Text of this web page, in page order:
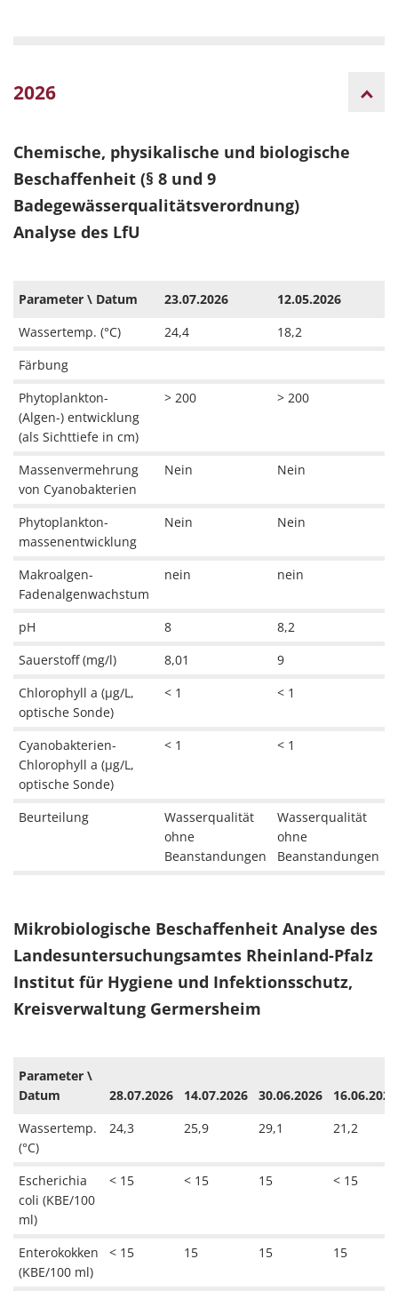
2026
Chemische, physikalische und biologische
Beschaffenheit (§ 8 und 9
Badegewässerqualitätsverordnung)
Analyse des LfU
Parameter \ Datum 23.07.2026
12.05.2026
Wassertemp. (°C)
24,4
18,2
Färbung
Phytoplankton-
(Algen-) entwicklung
(als Sichttiefe in cm)
> 200 > 200
Massenvermehrung
von Cyanobakterien
Nein Nein
Phytoplankton-
massenentwicklung
Nein Nein
Makroalgen-
Fadenalgenwachstum
nein nein
pH 8
8,2
Sauerstoff (mg/l)
8,01
9
Chlorophyll a (µg/L,
optische Sonde)
< 1 < 1
Cyanobakterien-
Chlorophyll a (µg/L,
optische Sonde)
< 1 < 1
Beurteilung
Wasserqualität
ohne
Beanstandungen
Wasserqualität
ohne
Beanstandungen
Mikrobiologische Beschaffenheit Analyse des
Landesuntersuchungsamtes Rheinland-Pfalz
Institut für Hygiene und Infektionsschutz,
Kreisverwaltung Germersheim
Parameter \
Datum
28.07.2026 14.07.2026 30.06.2026
16.06.2026
Wassertemp.
(°C)
24,3 25,9 29,1 21,2
Escherichia
coli (KBE/100
ml)
< 15 < 15 15 < 15
Enterokokken
(KBE/100 ml)
< 15 15 15 15